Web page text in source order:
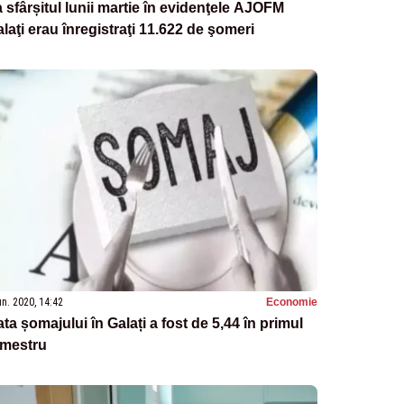
sfârșitul lunii martie în evidenţele AJOFM
erau înregistraţi 11.622 de şomeri
2020, 14:42 Economie
șomajului în Galați a fost de 5,44 în primul